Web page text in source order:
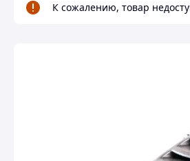
К сожалению, товар